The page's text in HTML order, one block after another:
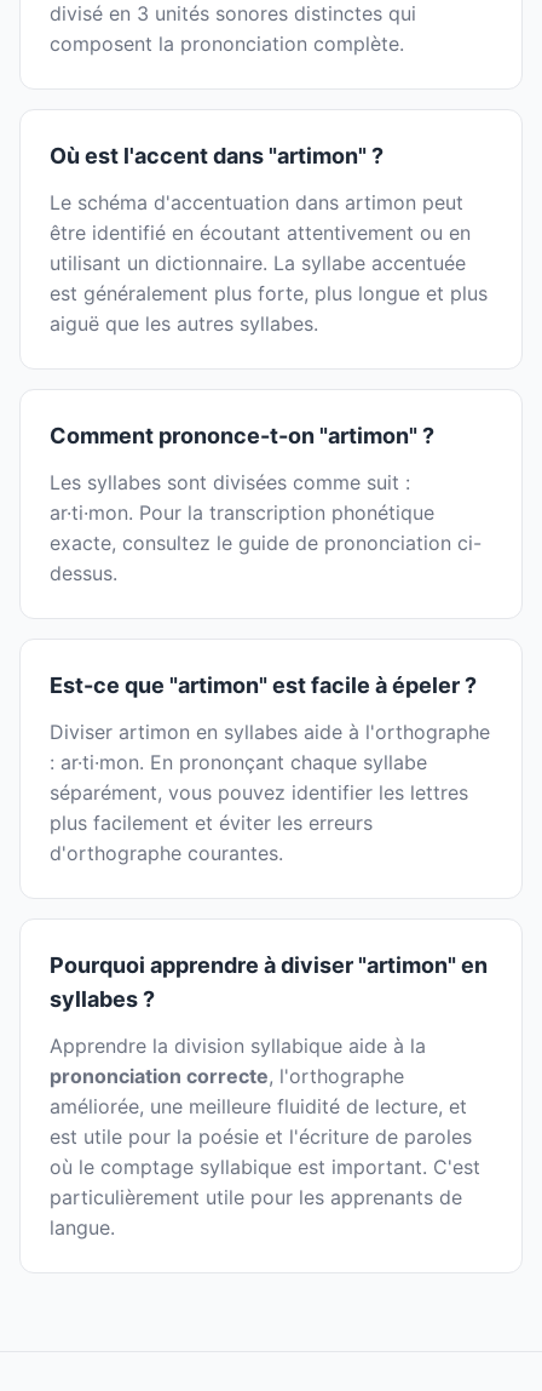
divisé en 3 unités sonores distinctes qui
composent la prononciation complète.
Où est l'accent dans "artimon" ?
Le schéma d'accentuation dans artimon peut
être identifié en écoutant attentivement ou en
utilisant un dictionnaire. La syllabe accentuée
est généralement plus forte, plus longue et plus
aiguë que les autres syllabes.
Comment prononce-t-on "artimon" ?
Les syllabes sont divisées comme suit :
ar·ti·mon. Pour la transcription phonétique
exacte, consultez le guide de prononciation ci-
dessus.
Est-ce que "artimon" est facile à épeler ?
Diviser artimon en syllabes aide à l'orthographe
: ar·ti·mon. En prononçant chaque syllabe
séparément, vous pouvez identifier les lettres
plus facilement et éviter les erreurs
d'orthographe courantes.
Pourquoi apprendre à diviser "artimon" en
syllabes ?
Apprendre la division syllabique aide à la
prononciation correcte, l'orthographe
améliorée, une meilleure fluidité de lecture, et
est utile pour la poésie et l'écriture de paroles
où le comptage syllabique est important. C'est
particulièrement utile pour les apprenants de
langue.